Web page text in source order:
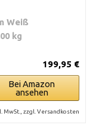
Weiß
kg
199,95 €
Bei Amazon
ansehen
MwSt., zzgl. Versandkosten